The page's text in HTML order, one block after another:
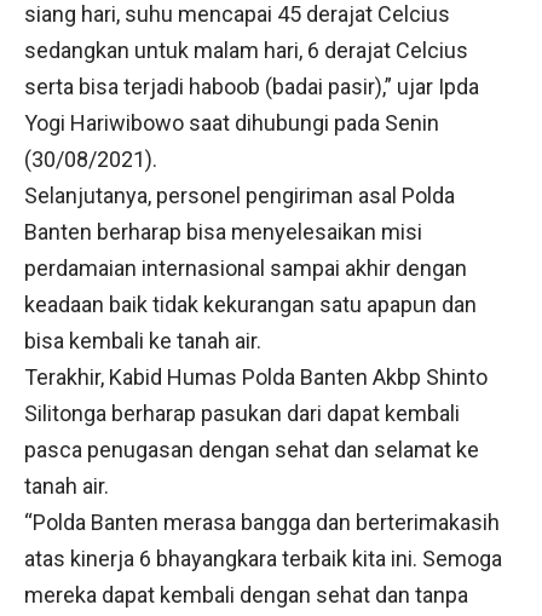
siang hari, suhu mencapai 45 derajat Celcius
sedangkan untuk malam hari, 6 derajat Celcius
serta bisa terjadi haboob (badai pasir),” ujar Ipda
Yogi Hariwibowo saat dihubungi pada Senin
(30/08/2021).
Selanjutanya, personel pengiriman asal Polda
Banten berharap bisa menyelesaikan misi
perdamaian internasional sampai akhir dengan
keadaan baik tidak kekurangan satu apapun dan
bisa kembali ke tanah air.
Terakhir, Kabid Humas Polda Banten Akbp Shinto
Silitonga berharap pasukan dari dapat kembali
pasca penugasan dengan sehat dan selamat ke
tanah air.
“Polda Banten merasa bangga dan berterimakasih
atas kinerja 6 bhayangkara terbaik kita ini. Semoga
mereka dapat kembali dengan sehat dan tanpa